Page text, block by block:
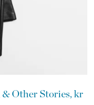
& Other Stories, kr